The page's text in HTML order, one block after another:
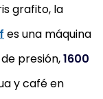
grafito, la
es una máquina
de presión,1600
y café en